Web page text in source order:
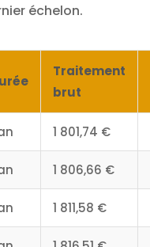
échelon.
Traitement
brut
1 801,74 €
1 806,66 €
1 811,58 €